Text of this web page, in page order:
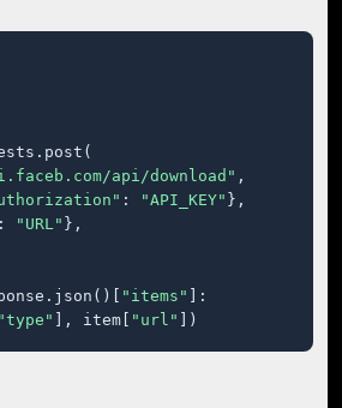
api/download" ,
: "API_KEY" },
: "URL" },
"items"
]:
"type" ], item[ "url" ])